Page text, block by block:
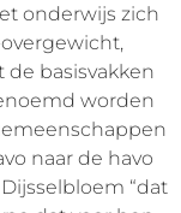
onderwijs zich
basisvakken
worden
naar de havo
“dat